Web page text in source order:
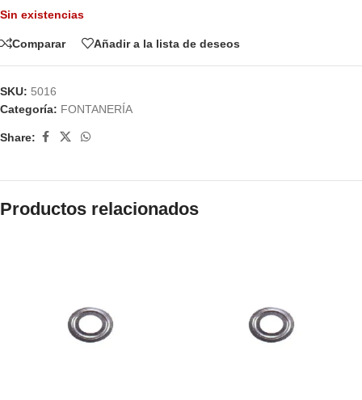
Sin existencias
Comparar Añadir a la lista de deseos
SKU: 5016
Categoría: FONTANERÍA
Share:
Productos relacionados